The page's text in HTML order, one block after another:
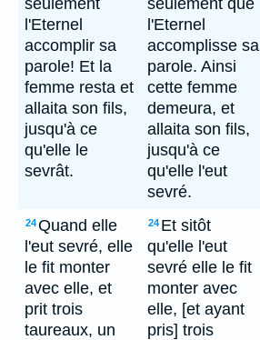
seulement
l'Eternel
accomplir sa
parole! Et la
femme resta et
allaita son fils,
jusqu'à ce
qu'elle le
sevrât.
seulement que
l'Eternel
accomplisse sa
parole. Ainsi
cette femme
demeura, et
allaita son fils,
jusqu'à ce
qu'elle l'eut
sevré.
24Quand elle
l'eut sevré, elle
le fit monter
avec elle, et
prit trois
taureaux, un
24 Et sitôt
qu'elle l'eut
sevré elle le fit
monter avec
elle, [et ayant
pris] trois